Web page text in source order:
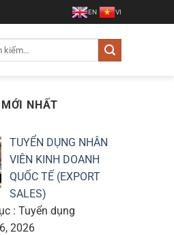
EN VI
NHẤT
TUYỂN DỤNG NHÂN
VIÊN KINH DOANH
QUỐC TẾ (EXPORT
SALES)
: Tuyển dụng
2026